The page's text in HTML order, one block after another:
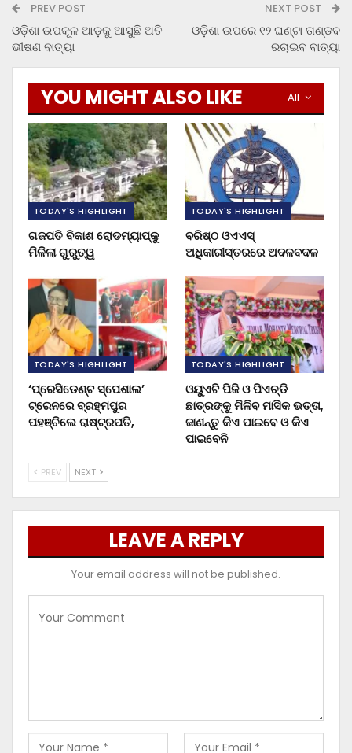
PREV POST
ଓଡ଼ିଶା ଉପକୂଳ ଆଡ଼କୁ ଆସୁଛି ଅତି
ଭୀଷଣ ବାତ୍ୟା
NEXT POST
ଓଡ଼ିଶା ଉପରେ ୧୨ ଘଣ୍ଟା ତାଣ୍ଡବ
ରଚାଇବ ବାତ୍ୟା
All
YOU MIGHT ALSO LIKE
TODAY'S HIGHLIGHT
ଗଜପତି ବିକାଶ ରୋଡମ୍ୟାପ୍‌କୁ
ମିଳିଲା ଗୁରୁତ୍ୱ
TODAY'S HIGHLIGHT
ବରିଷ୍ଠ ଓଏଏସ୍‌
ଅଧିକାରୀସ୍ତରରେ ଅଦଳବଦଳ
TODAY'S HIGHLIGHT
‘ପ୍ରେସିଡେଣ୍ଟ ସ୍ପେଶାଲ’
ଟ୍ରେନରେ ବ୍ରହ୍ମପୁର
ପହଞ୍ଚିଲେ ରାଷ୍ଟ୍ରପତି,
TODAY'S HIGHLIGHT
ଓୟୁଏଟି ପିଜି ଓ ପିଏଚ୍‌ଡି
ଛାତ୍ରଙ୍କୁ ମିଳିବ ମାସିକ ଭତ୍ତା,
ଜାଣନ୍ତୁ କିଏ ପାଇବେ ଓ କିଏ
ପାଇବେନି
PREV NEXT
LEAVE A REPLY
Your email address will not be published.